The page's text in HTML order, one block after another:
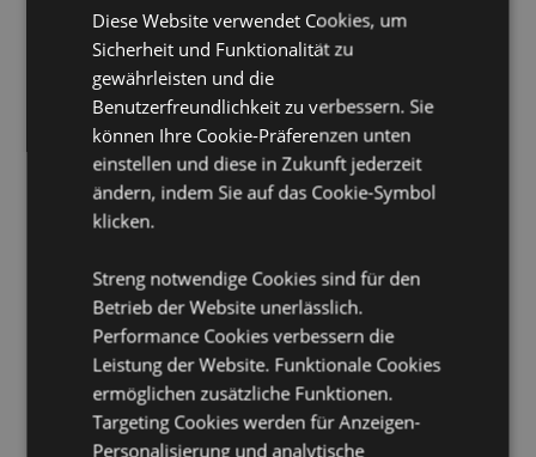
Queasy Squeezies Poop Plüsch-Quetschspielzeug
Material:Polyester und Polyacrylatkugeln
CE/UKCA gekennzeichnet: Ja
EN71:Ja
Geeignet für Kinder ab 0 Jahren
Produkttressourcen:
Möchten Sie mehr über den Einkauf bei Puckator
erfahren? Dann lesen Sie unseren
Kundeninformationen.
Produktattribute
Information
Höhe 10cm Breite 7.5cm Tiefe 6.5cm
Diese Website verwendet Cookies, um
Sicherheit und Funktionalität zu
gewährleisten und die
Benutzerfreundlichkeit zu verbessern. Sie
können Ihre Cookie-Präferenzen unten
einstellen und diese in Zukunft jederzeit
ändern, indem Sie auf das Cookie-Symbol
klicken.
Streng notwendige Cookies sind für den
Betrieb der Website unerlässlich.
Performance Cookies verbessern die
Leistung der Website. Funktionale Cookies
ermöglichen zusätzliche Funktionen.
Targeting Cookies werden für Anzeigen-
Personalisierung und analytische